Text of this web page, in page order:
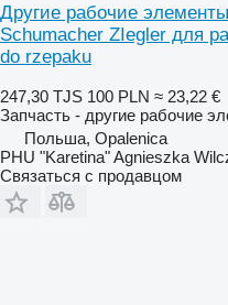
Другие рабочие
Schumacher ZIegler для
do rzepaku
247,30 TJS 100 PLN ≈ 23,22 €
Запчасть - другие рабочие
Польша, Opalenica
PHU "Karetina" Agnieszka
Связаться с продавцом